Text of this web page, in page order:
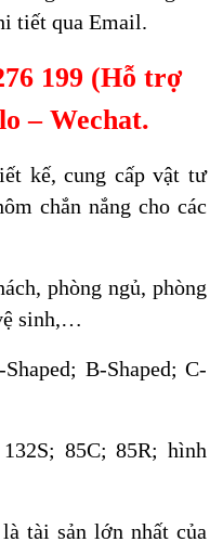
tiết qua Email.
199 (Hỗ trợ
– Wechat.
kế, cung cấp vật tư
chắn nắng cho các
phòng ngủ, phòng
sinh,…
B-Shaped; C-
85C; 85R; hình
tài sản lớn nhất của